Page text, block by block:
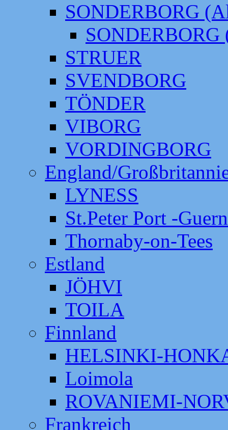
SONDERBORG
SONDERBORG
STRUER
SVENDBORG
TÖNDER
VIBORG
VORDINGBORG
England/
LYNESS
St.Peter Port -
Thornaby-on-Tees
Estland
JÖHVI
TOILA
Finnland
HELSINKI-
Loimola
ROVANIEMI-
Frankreich